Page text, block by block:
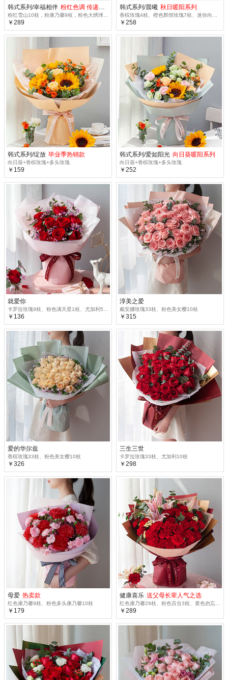
韩式系列/幸福相伴 粉红色调 传递感激 特惠
粉红雪山10枝，粉康乃馨9枝，粉色大绣球1枝，粉色风铃花5朵
￥289
韩式系列/晨曦 秋日暖阳系列
香槟玫瑰4枝、橙色辉煌玫瑰7枝、迷你向日葵2枝
￥258
韩式系列/绽放 毕业季热销款
向日葵+香槟玫瑰+多头玫瑰
￥159
韩式系列/爱如阳光 向日葵暖阳系列
向日葵+香槟玫瑰+多头玫瑰
￥252
就爱你
￥136
淳美之爱
戴安娜玫瑰33枝、粉色美女樱10枝
￥315
爱的华尔兹
香槟玫瑰33枝、粉色美女樱10枝
￥326
三生三世
卡罗拉玫瑰33枝、尤加利10枝
￥298
母爱 热卖款
红色康乃馨9枝、粉色多头康乃馨10枝
￥179
健康喜乐 送父母长辈人气之选
￥289